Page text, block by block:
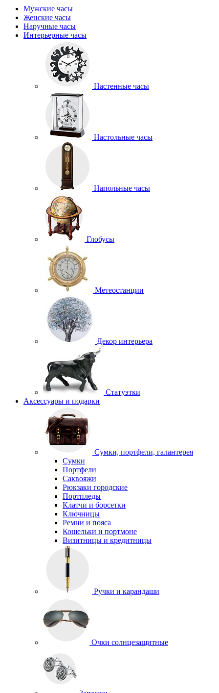
Мужские часы
Женские часы
Наручные часы
Интерьерные часы
Настенные часы
Настольные часы
Напольные часы
Глобусы
Метеостанции
Декор интерьера
Статуэтки
Аксессуары и подарки
Сумки, портфели, галантерея
Сумки
Портфели
Саквояжи
Рюкзаки городские
Портпледы
Клатчи и борсетки
Ключницы
Ремни и пояса
Кошельки и портмоне
Визитницы и кредитницы
Ручки и карандаши
Очки солнцезащитные